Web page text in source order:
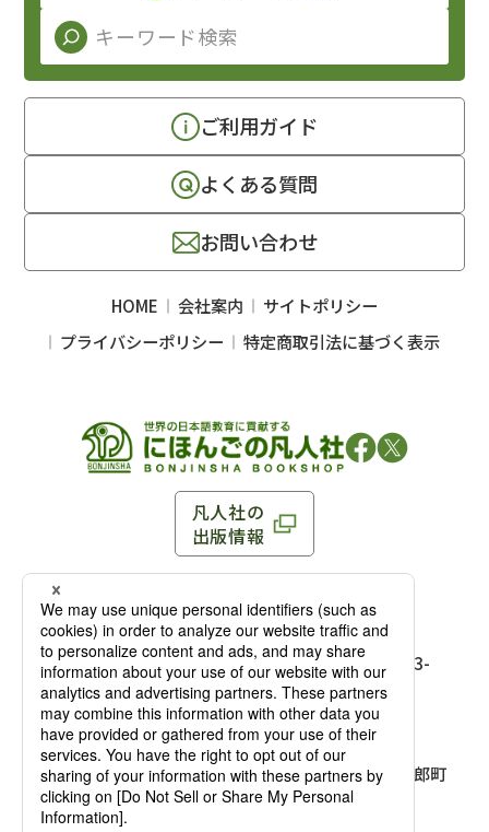
凡人社の
出版情報
〒102-0093 東京都千代田区平河町 1-3-13 8F
TEL：03-3263-3959／FAX：03-3263-3116
麹町店
〒102-0093 東京都千代田区平河町1-3-
13 8F［アクセス］
TEL：03-3239-8673／FAX：03-3263-
3116
大阪店
〒541-0056 大阪府大阪市中央区久太郎町
4-2-10
大西ビルディング 1階［
ご利用ガイド
よくある質問
お問い合わせ
HOME 会社案内
サイトポリシー
プライバシーポリシー
特定商取引法に基づく表示